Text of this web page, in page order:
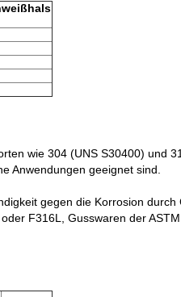
wie 304 (UNS S30400) und
Anwendungen geeignet sind.
gegen die Korrosion
F316L, Gusswaren der